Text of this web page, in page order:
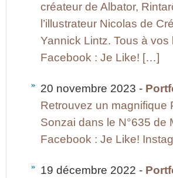
créateur de Albator,
l’illustrateur Nicolas de
Yannick Lintz. Tous à vos
Facebook : Je Like! […]
20 novembre 2023 -
Retrouvez un magnifique
Sonzai dans le N°635 de
Facebook : Je Like!
19 décembre 2022 -